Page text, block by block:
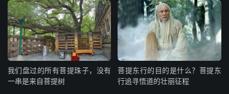
我们盘过的所有菩提珠子，没有
一串是来自菩提树
菩提东行的目的是什么？菩提东
行追寻悟道的壮丽征程